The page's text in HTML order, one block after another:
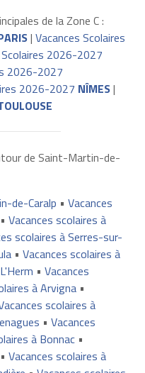
de la Zone C :
| Vacances Scolaires
2026-2027
2026-2027
2026-2027 NÎMES|
de Saint-Martin-de-
de-Caralp • Vacances
• Vacances scolaires à
scolaires à Serres-sur-
• Vacances scolaires à
• Vacances
à Arvigna•
scolaires à
• Vacances
à Bonnac•
• Vacances scolaires à